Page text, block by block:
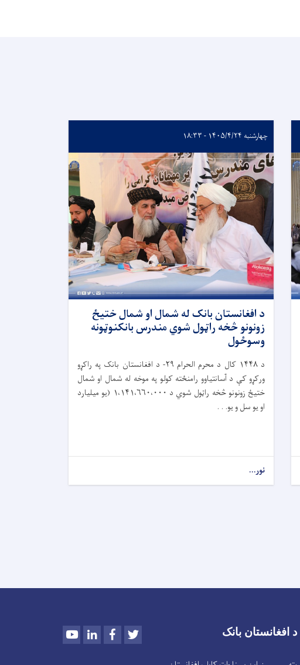
چهارشنبه ۱۴۰۵/۴/۲۴ - ۱۸:۳۳
د افغانستان بانک له شمال او شمال ختیځ
زونونو څخه راټول شوي مندرس بانکنوټونه
وسوځول
د۱۴۴۸ کال د محرم الحرام ۲۹- د افغانستان بانک په راکړو
ورکړو کې د آسانتیاوو رامنځته کولو په موخه له شمال او شمال
ختیځ زونونو څخه راټول شوي د ۱،۱۴۱،۶۶۰،۰۰۰ ( یو میلیارد
او یو سل و یو. . .
نور...
د افغانستان بانک YoutubeLinkedInFacebook